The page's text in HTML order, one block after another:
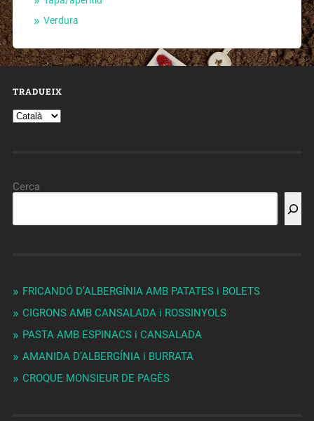
Verdura
TRADUEIX
Cerca
FRICANDÓ D’ALBERGÍNIA AMB PATATES i BOLETS
CIGRONS AMB CANSALADA i ROSSINYOLS
PASTA AMB ESPINACS i CANSALADA
AMANIDA D’ALBERGÍNIA i BURRATA
CROQUE MONSIEUR DE PAGÈS